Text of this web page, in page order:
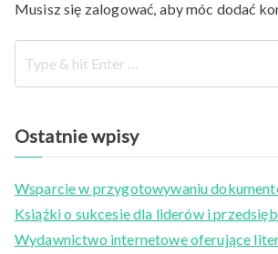
Musisz się zalogować, aby móc dodać
Ostatnie wpisy
Wsparcie w przygotowywaniu
Książki o sukcesie dla liderów i
Wydawnictwo internetowe oferujące